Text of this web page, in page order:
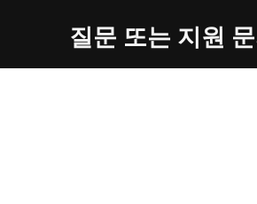
질문 또는 지원